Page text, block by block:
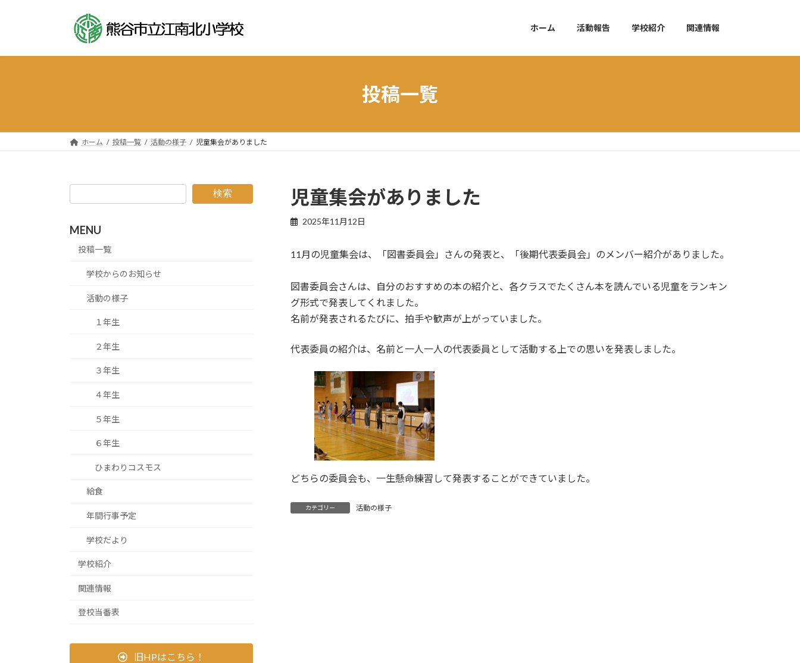
プ
動
ホーム 活動報告 学校紹介 関連情報
投稿一覧
ホーム 投稿一覧 活動の様子 児童集会がありました
児童集会がありました
2025年11月12日
11月の児童集会は、「図書委員会」さんの発表と、「後期代表委員会」のメンバー紹介がありました。
図書委員会さんは、自分のおすすめの本の紹介と、各クラスでたくさん本を読んでいる児童をランキン
グ形式で発表してくれました。
名前が発表されるたびに、拍手や歓声が上がっていました。
代表委員の紹介は、名前と一人一人の代表委員として活動する上での思いを発表しました。
どちらの委員会も、一生懸命練習して発表することができていました。
カテゴリー 活動の様子
検索
MENU
投稿一覧
学校からのお知らせ
活動の様子
１年生
２年生
３年生
４年生
５年生
６年生
ひまわりコスモス
給食
年間行事予定
学校だより
学校紹介
関連情報
登校当番表
旧HPはこちら！